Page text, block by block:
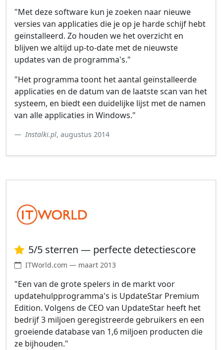
"Met deze software kun je zoeken naar nieuwe
versies van applicaties die je op je harde schijf hebt
geïnstalleerd. Zo houden we het overzicht en
blijven we altijd up-to-date met de nieuwste
updates van de programma's."
"Het programma toont het aantal geïnstalleerde
applicaties en de datum van de laatste scan van het
systeem, en biedt een duidelijke lijst met de namen
van alle applicaties in Windows."
Instalki.pl, augustus 2014
5/5 sterren — perfecte detectiescore
ITWorld.com — maart 2013
"Een van de grote spelers in de markt voor
updatehulpprogramma's is UpdateStar Premium
Edition. Volgens de CEO van UpdateStar heeft het
bedrijf 3 miljoen geregistreerde gebruikers en een
groeiende database van 1,6 miljoen producten die
ze bijhouden."